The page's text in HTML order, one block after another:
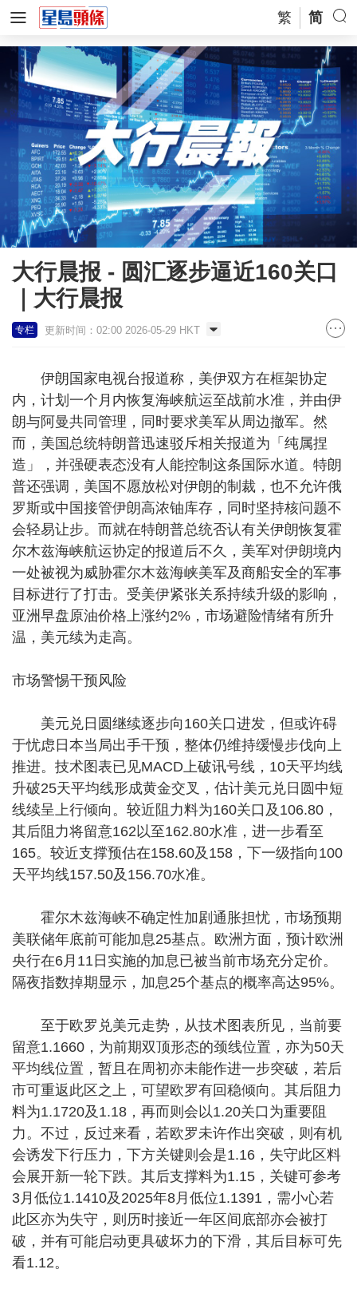
繁 简
大行晨报 - 圆汇逐步逼近160关口
｜大行晨报
专栏 更新时间：02:00 2026-05-29 HKT
伊朗国家电视台报道称，美伊双方在框架协定
内，计划一个月内恢复海峡航运至战前水准，并由伊
朗与阿曼共同管理，同时要求美军从周边撤军。然
而，美国总统特朗普迅速驳斥相关报道为「纯属捏
造」，并强硬表态没有人能控制这条国际水道。特朗
普还强调，美国不愿放松对伊朗的制裁，也不允许俄
罗斯或中国接管伊朗高浓铀库存，同时坚持核问题不
会轻易让步。而就在特朗普总统否认有关伊朗恢复霍
尔木兹海峡航运协定的报道后不久，美军对伊朗境内
一处被视为威胁霍尔木兹海峡美军及商船安全的军事
目标进行了打击。受美伊紧张关系持续升级的影响，
亚洲早盘原油价格上涨约2%，市场避险情绪有所升
温，美元续为走高。
市场警惕干预风险
美元兑日圆继续逐步向160关口进发，但或许碍
于忧虑日本当局出手干预，整体仍维持缓慢步伐向上
推进。技术图表已见MACD上破讯号线，10天平均线
升破25天平均线形成黄金交叉，估计美元兑日圆中短
线续呈上行倾向。较近阻力料为160关口及106.80，
其后阻力将留意162以至162.80水准，进一步看至
165。较近支撑预估在158.60及158，下一级指向100
天平均线157.50及156.70水准。
霍尔木兹海峡不确定性加剧通胀担忧，市场预期
美联储年底前可能加息25基点。欧洲方面，预计欧洲
央行在6月11日实施的加息已被当前市场充分定价。
隔夜指数掉期显示，加息25个基点的概率高达95%。
至于欧罗兑美元走势，从技术图表所见，当前要
留意1.1660，为前期双顶形态的颈线位置，亦为50天
平均线位置，暂且在周初亦未能作进一步突破，若后
市可重返此区之上，可望欧罗有回稳倾向。其后阻力
料为1.1720及1.18，再而则会以1.20关口为重要阻
力。不过，反过来看，若欧罗未许作出突破，则有机
会诱发下行压力，下方关键则会是1.16，失守此区料
会展开新一轮下跌。其后支撑料为1.15，关键可参考
3月低位1.1410及2025年8月低位1.1391，需小心若
此区亦为失守，则历时接近一年区间底部亦会被打
破，并有可能启动更具破坏力的下滑，其后目标可先
看1.12。